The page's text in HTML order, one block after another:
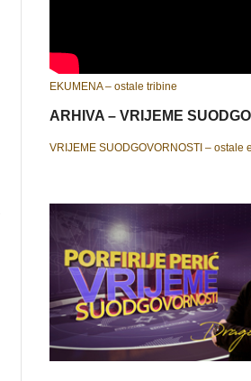
EKUMENA – ostale tribine
ARHIVA – VRIJEME
VRIJEME SUODGOVORNOSTI – ostale